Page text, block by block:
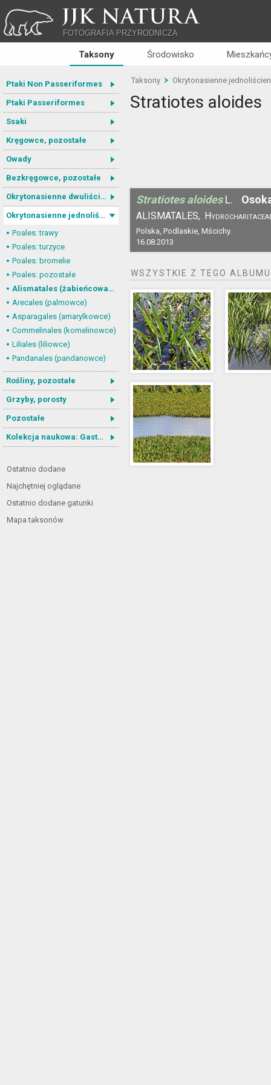
JJK NATURA
FOTOGRAFIA PRZYRODNICZA
Taksony Środowisko
Ptaki Non Passeriformes
Ptaki Passeriformes
Ssaki
Kręgowce, pozostałe
Owady
Bezkręgowce, pozostałe
Okrytonasienne dwuliścienne
Okrytonasienne jednoliścienne
Poales: trawy
Poales: turzyce
Poales: bromelie
Poales: pozostałe
Alismatales (żabieńcowate)
Arecales (palmowce)
Asparagales (amarylkowce)
Commelinales (komelinowce)
Liliales (liliowce)
Pandanales (pandanowce)
Rośliny, pozostałe
Grzyby, porosty
Pozostałe
Kolekcja naukowa: Gastrotricha
Ostatnio dodane
Najchętniej oglądane
Ostatnio dodane gatunki
Mapa taksonów
Taksony Okrytonasienne
Stratiotes aloides
Stratiotes aloides L.
ALISMATALES,
Polska, Podlaskie, Mścichy.
16.08.2013
WSZYSTKIE Z TEGO ALBUMU